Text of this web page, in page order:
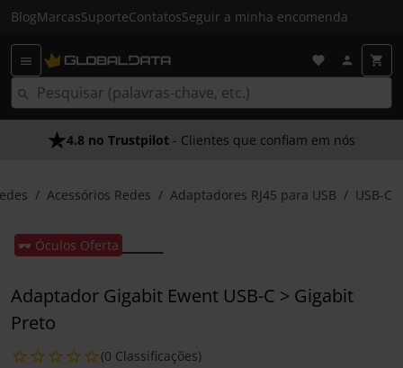
BlogMarcasSuporteContatosSeguir a minha encomenda
4.8 no Trustpilot - Clientes que confiam em nós
Acessórios Redes Adaptadores RJ45 para USB USB-C
🕶️ Óculos Oferta
Adaptador Gigabit Ewent USB-C > Gigabit
Preto
(0 Classificações)